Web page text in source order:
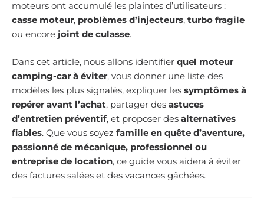
moteurs ont accumulé les plaintes d’utilisateurs :
casse moteur, problèmes d’injecteurs, turbo fragile
ou encore joint de culasse.
Dans cet article, nous allons identifier quel moteur
camping-car à éviter, vous donner une liste des
modèles les plus signalés, expliquer les symptômes à
repérer avant l’achat, partager des astuces
d’entretien préventif, et proposer des alternatives
fiables. Que vous soyez famille en quête d’aventure,
passionné de mécanique, professionnel ou
entreprise de location, ce guide vous aidera à éviter
des factures salées et des vacances gâchées.